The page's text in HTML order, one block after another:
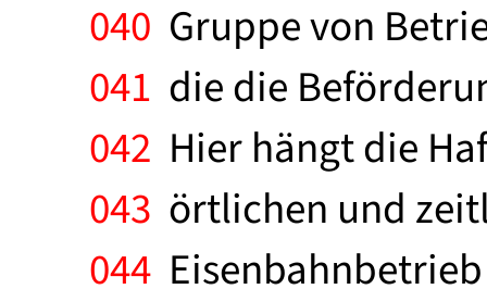
040 Gruppe von
041 die die
042 Hier hängt die
043 örtlichen und
044